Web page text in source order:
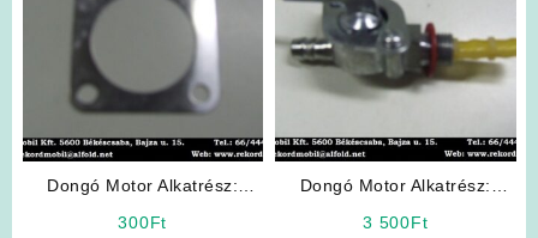
Dongó Motor Alkatrész:
300Ft
Dongó Motor Alkatrész:
3 500Ft